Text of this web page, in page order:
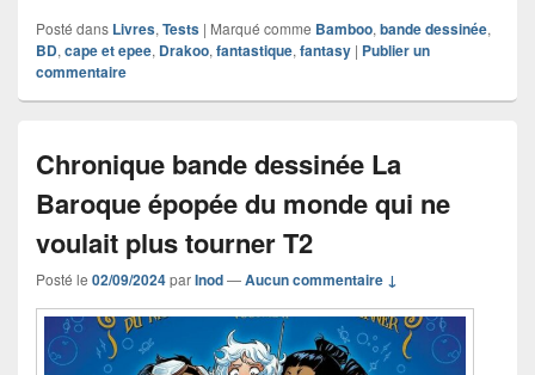
Posté dans Livres, Tests | Marqué comme Bamboo, bande dessinée,
BD, cape et epee, Drakoo, fantastique, fantasy | Publier un
commentaire
Chronique bande dessinée La
Baroque épopée du monde qui ne
voulait plus tourner T2
Posté le 02/09/2024parInod—Aucun commentaire ↓